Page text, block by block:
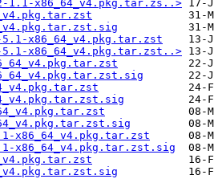
x86_64_v4.pkg.tar.zs..>
x86_64_v4.pkg.tar.zst
5.1-x86_64_v4.pkg.tar.zst..>
x86_64_v4.pkg.tar.zst.sig